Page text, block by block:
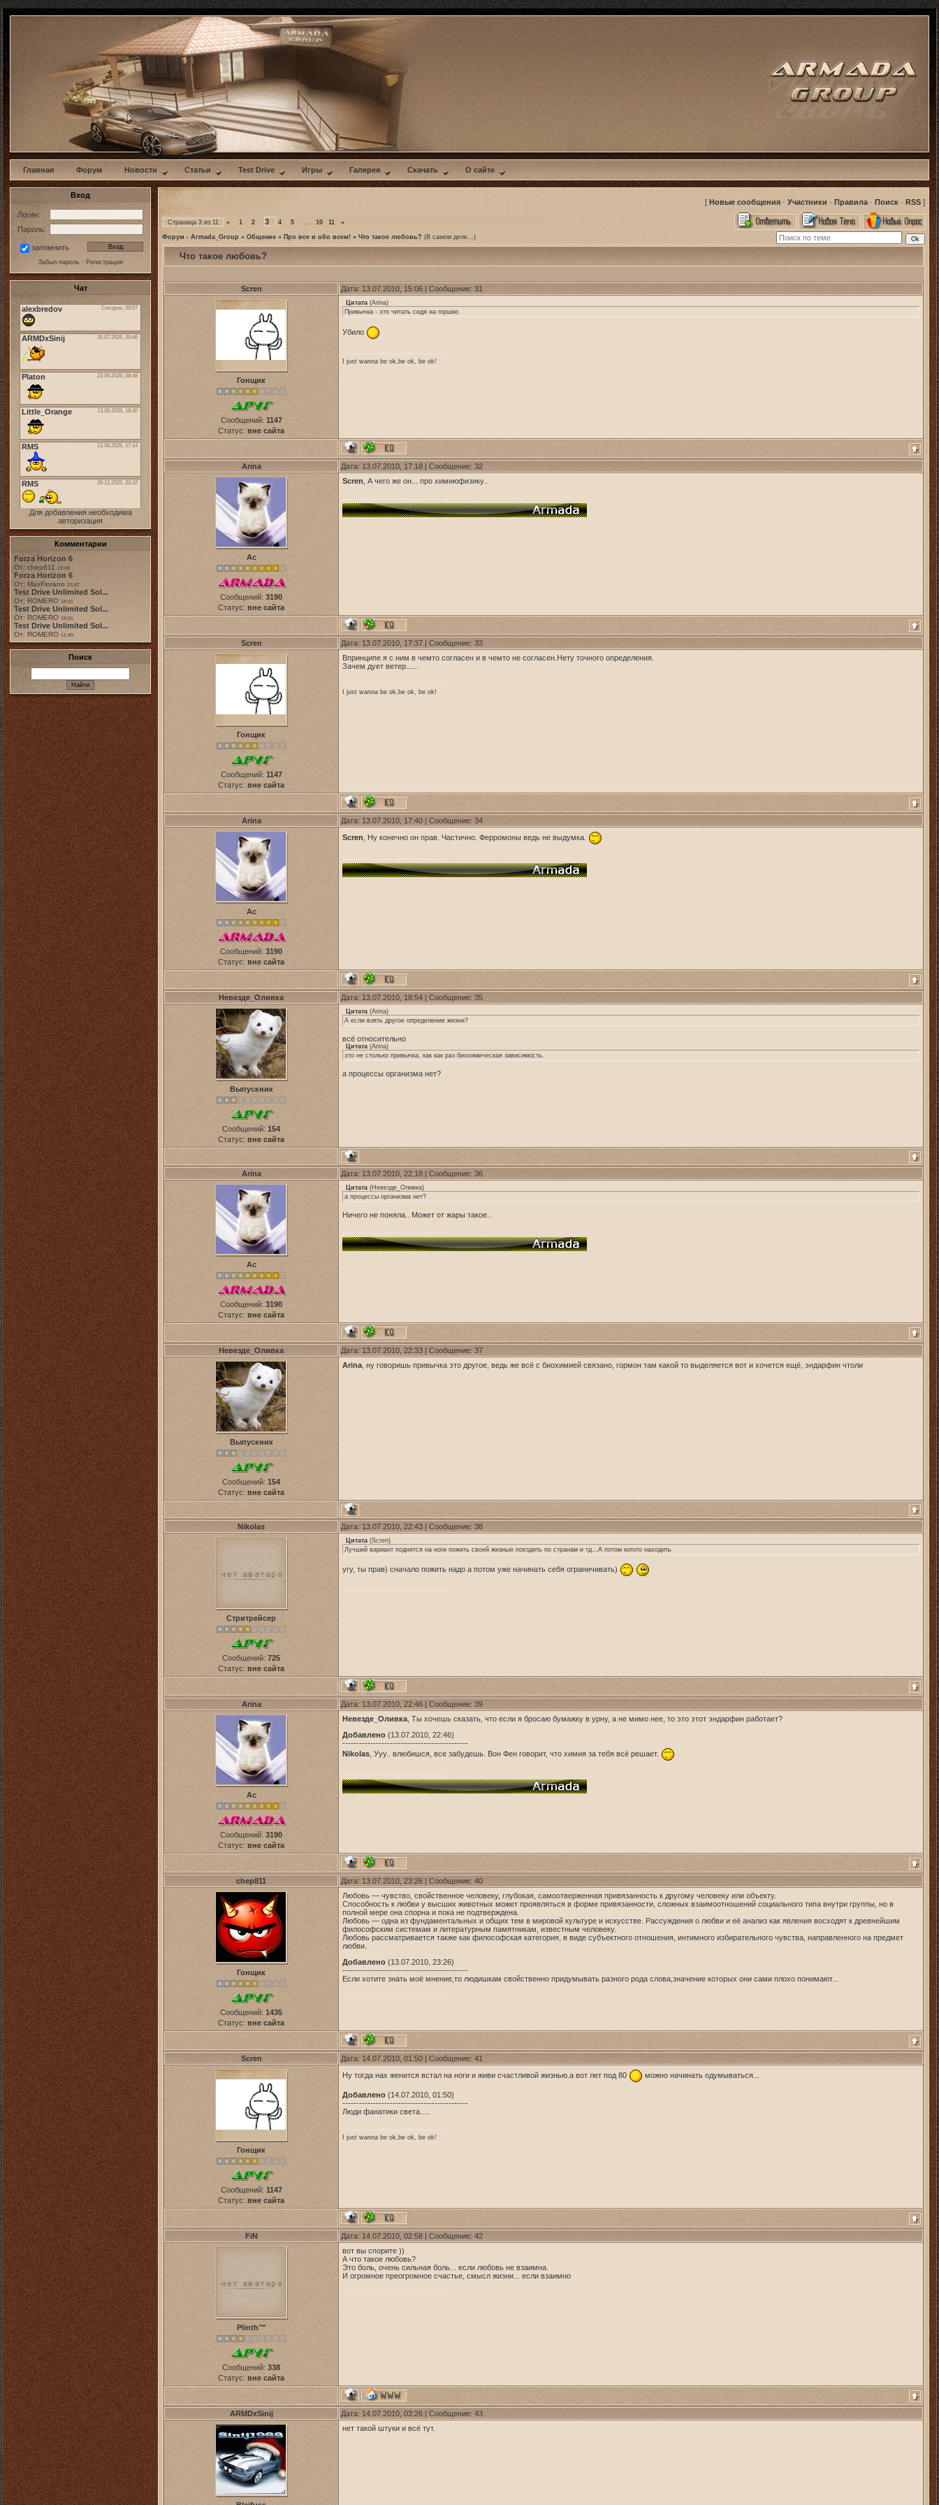
w
Главная Форум Новости Статьи Test Drive Игры Галерея Скачать О сайте
Вход
Логин:
Пароль:
запомнить
Забыл пароль· Регистрация
Чат
Для добавления необходима
авторизация
Комментарии
Forza Horizon 6
От: chep811 19:48
Forza Horizon 6
От: MaxFiorano 23:47
Test Drive Unlimited Sol...
От: ROMERO 18:31
Test Drive Unlimited Sol...
От: ROMERO 19:31
Test Drive Unlimited Sol...
От: ROMERO 11:49
Поиск
[ Новые сообщения · Участники · Правила · Поиск · RSS ]
Страница 3 из 11 « 1 2 3 4 5 … 10 11 »
Форум - Armada_Group » Общение » Про все и обо всем! » Что такое любовь? (В самом деле...)
Что такое любовь?
Scren Дата: 13.07.2010, 15:06 | Сообщение: 31
Гонщик
Сообщений: 1147
Статус: вне сайта
Цитата (Arina)
Привычка - это читать сидя на горшке.
Убило
I just wanna be ok,be ok, be ok!
Arina Дата: 13.07.2010, 17:18 | Сообщение: 32
Ас
Сообщений: 3190
Статус: вне сайта
Scren , А чего же он... про химиюфизику..
Scren Дата: 13.07.2010, 17:37 | Сообщение: 33
Гонщик
Сообщений: 1147
Статус: вне сайта
Впринципе я с ним в чемто согласен и в чемто не согласен.Нету точного определения.
Зачем дует ветер......
I just wanna be ok,be ok, be ok!
Arina Дата: 13.07.2010, 17:40 | Сообщение: 34
Ас
Сообщений: 3190
Статус: вне сайта
Scren , Ну конечно он прав. Частично. Ферромоны ведь не выдумка.
Невезде_Оливка Дата: 13.07.2010, 18:54 | Сообщение: 35
Выпускник
Сообщений: 154
Статус: вне сайта
Цитата (Arina)
А если взять другое определение жизни?
всё относительно
Цитата (Arina)
это не столько привычка, как как раз биохимическая зависимость.
а процессы организма нет?
Arina Дата: 13.07.2010, 22:18 | Сообщение: 36
Ас
Сообщений: 3190
Статус: вне сайта
Цитата (Невезде_Оливка)
а процессы организма нет?
Ничего не поняла.. Может от жары такое..
Невезде_Оливка Дата: 13.07.2010, 22:33 | Сообщение: 37
Выпускник
Сообщений: 154
Статус: вне сайта
Arina , ну говоришь привычка это другое, ведь же всё с биохимией связано, гормон там какой то выделяется вот и хочется ещё, эндарфин чтоли
Nikolas Дата: 13.07.2010, 22:43 | Сообщение: 38
Стритрейсер
Сообщений: 725
Статус: вне сайта
Цитата (Scren)
Лучший вариант поднятся на ноги пожить своей жизнью поездить по странам и тд...А потом когото находить
угу, ты прав) сначало пожить надо а потом уже начинать себя ограничивать)
Arina Дата: 13.07.2010, 22:46 | Сообщение: 39
Ас
Сообщений: 3190
Статус: вне сайта
Невезде_Оливка , Ты хочешь сказать, что если я бросаю бумажку в урну, а не мимо нее, то это этот эндарфин работает?
Добавлено (13.07.2010, 22:46)
---------------------------------------------
Nikolas , Ууу.. влюбишся, все забудешь. Вон Фен говорит, что химия за тебя всё решает.
chep811 Дата: 13.07.2010, 23:26 | Сообщение: 40
Гонщик
Сообщений: 1435
Статус: вне сайта
Любовь — чувство, свойственное человеку, глубокая, самоотверженная привязанность к другому человеку или объекту.
Способность к любви у высших животных может проявляться в форме привязанности, сложных взаимоотношений социального типа внутри группы, но в
полной мере она спорна и пока не подтверждена.
Любовь — одна из фундаментальных и общих тем в мировой культуре и искусстве. Рассуждения о любви и её анализ как явления восходят к древнейшим
философским системам и литературным памятникам, известным человеку.
Любовь рассматривается также как философская категория, в виде субъектного отношения, интимного избирательного чувства, направленного на предмет
любви.
Добавлено (13.07.2010, 23:26)
---------------------------------------------
Если хотите знать моё мнение,то людишкам свойственно придумывать разного рода слова,значение которых они сами плохо понимают...
Scren Дата: 14.07.2010, 01:50 | Сообщение: 41
Гонщик
Сообщений: 1147
Статус: вне сайта
Ну тогда нах женится встал на ноги и живи счастливой жизнью.а вот лет под 80 можно начинать одумываться...
Добавлено (14.07.2010, 01:50)
---------------------------------------------
Люди фанатики света.....
I just wanna be ok,be ok, be ok!
FiN Дата: 14.07.2010, 02:58 | Сообщение: 42
Plinth™
Сообщений: 338
Статус: вне сайта
вот вы спорите ))
А что такое любовь?
Это боль, очень сильная боль... если любовь не взаимна.
И огромное преогромное счастье, смысл жизни... если взаимно
ARMDxSinij Дата: 14.07.2010, 03:26 | Сообщение: 43
нет такой штуки и всё тут.